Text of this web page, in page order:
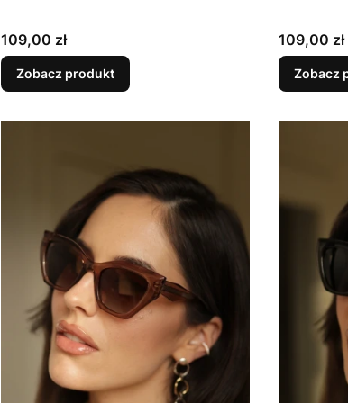
Cena
109,00 zł
Zobacz produkt
Cena
109,00 zł
Zobacz